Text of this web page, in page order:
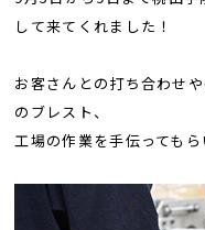
して来てくれました！
お客さんとの打ち合わせ
のブレスト、
工場の作業を手伝ってもら